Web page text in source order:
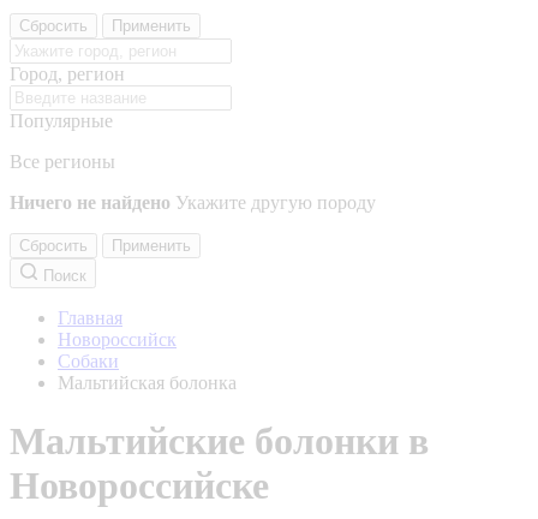
Сбросить Применить
Город, регион
Популярные
Все регионы
Ничего не найдено Укажите другую породу
Сбросить
Применить
Поиск
Главная
Новороссийск
Собаки
Мальтийская болонка
Мальтийские болонки в
Новороссийске